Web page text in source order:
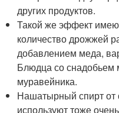
других продуктов.
Такой же эффект
количество дрожжей
добавлением меда,
Блюдца со снадобьем
муравейника.
Нашатырный спирт от
используют тоже